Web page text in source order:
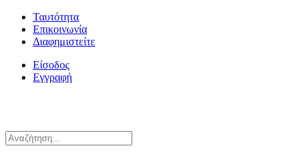
Ταυτότητα
Επικοινωνία
Διαφημιστείτε
Είσοδος
Εγγραφή